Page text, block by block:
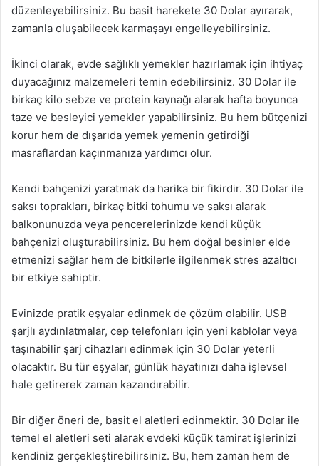
düzenleyebilirsiniz. Bu basit harekete 30 Dolar ayırarak,
zamanla oluşabilecek karmaşayı engelleyebilirsiniz.
İkinci olarak, evde sağlıklı yemekler hazırlamak için ihtiyaç
duyacağınız malzemeleri temin edebilirsiniz. 30 Dolar ile
birkaç kilo sebze ve protein kaynağı alarak hafta boyunca
taze ve besleyici yemekler yapabilirsiniz. Bu hem bütçenizi
korur hem de dışarıda yemek yemenin getirdiği
masraflardan kaçınmanıza yardımcı olur.
Kendi bahçenizi yaratmak da harika bir fikirdir. 30 Dolar ile
saksı toprakları, birkaç bitki tohumu ve saksı alarak
balkonunuzda veya pencerelerinizde kendi küçük
bahçenizi oluşturabilirsiniz. Bu hem doğal besinler elde
etmenizi sağlar hem de bitkilerle ilgilenmek stres azaltıcı
bir etkiye sahiptir.
Evinizde pratik eşyalar edinmek de çözüm olabilir. USB
şarjlı aydınlatmalar, cep telefonları için yeni kablolar veya
taşınabilir şarj cihazları edinmek için 30 Dolar yeterli
olacaktır. Bu tür eşyalar, günlük hayatınızı daha işlevsel
hale getirerek zaman kazandırabilir.
Bir diğer öneri de, basit el aletleri edinmektir. 30 Dolar ile
temel el aletleri seti alarak evdeki küçük tamirat işlerinizi
kendiniz gerçekleştirebilirsiniz. Bu, hem zaman hem de